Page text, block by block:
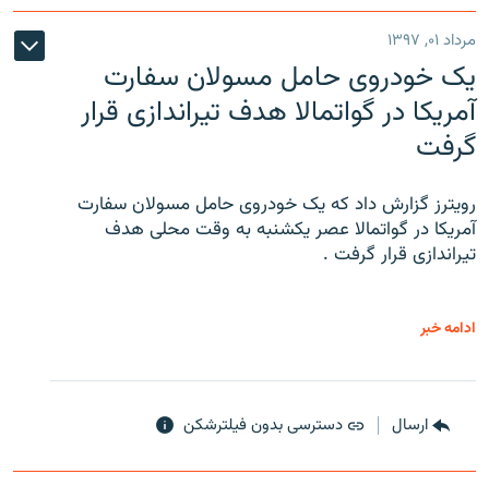
مرداد ۰۱, ۱۳۹۷
یک خودروی حامل مسولان سفارت
آمریکا در گواتمالا هدف تیراندازی قرار
گرفت
رویترز گزارش داد که یک خودروی حامل مسولان سفارت
آمریکا در گواتمالا عصر یکشنبه به وقت محلی هدف
تیراندازی قرار گرفت .
ادامه خبر
ارسال دسترسی بدون فیلترشکن